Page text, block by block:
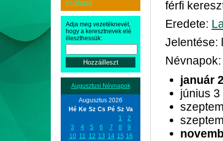
<< Vissza
Adja meg vezetéknevét,
hogy a keresztnevek elé
illeszthessük:
Augusztusi Névnapok
Augusztus 2026
Hé Ke Sz Cs Pé Sz Va
1
2
3
4 5 6 7 8
9
10 11 12 13 14 15 16
férfi
Eredete:
Jelentése:
Névnapok:
január
június 3